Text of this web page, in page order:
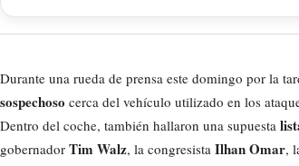
Durante una rueda de prensa este domingo por la
sospechoso cerca del vehículo utilizado en los
Dentro del coche, también hallaron una supuesta
gobernador Tim Walz, la congresista Ilhan Omar,